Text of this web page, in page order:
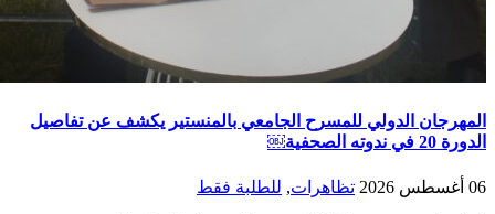
المهرجان الدولي للمسرح الجامعي بالمنستير يكشف عن تفاصيل
الدورة 20 في ندوته الصحفية￼
06 أغسطس 2026 تظاهرات, للطلبة فقط